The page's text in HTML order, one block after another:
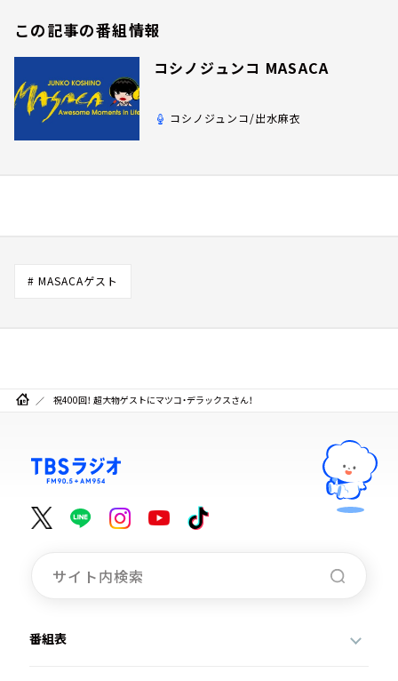
この記事の番組情報
コシノジュンコ MASACA
コシノジュンコ/出水麻衣
# MASACAゲスト
祝400回！ 超大物ゲストにマツコ・デラックスさん！
番組表